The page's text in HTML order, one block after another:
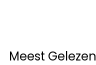
Meest Gelezen